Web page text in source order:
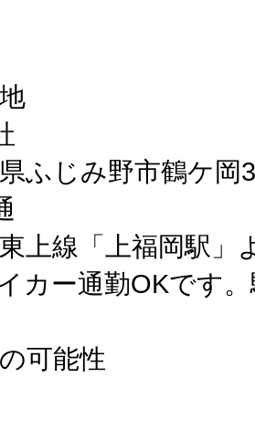
ふじみ野市鶴ケ岡
上線「上福岡駅」
カー通勤OKです
可能性